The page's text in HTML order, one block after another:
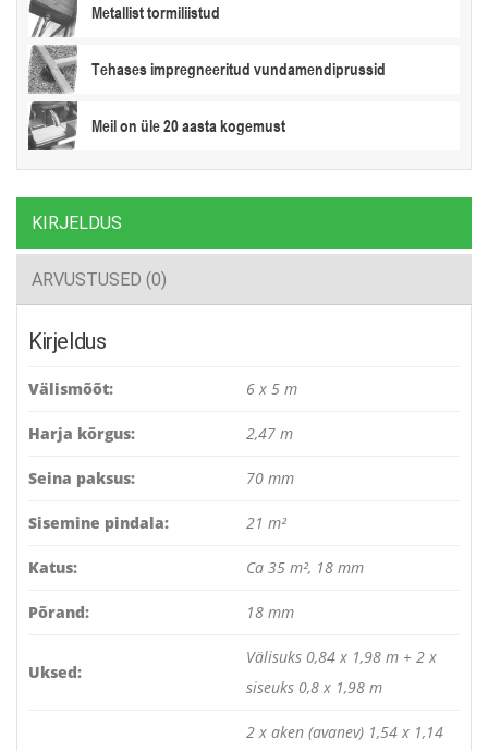
Metallist tormiliistud
Tehases impregneeritud vundamendiprussid
Meil on üle 20 aasta kogemust
KIRJELDUS
ARVUSTUSED (0)
Kirjeldus
Välismõõt: 6 x 5 m
Harja kõrgus: 2,47 m
Seina paksus: 70 mm
Sisemine pindala: 21 m²
Katus: Ca 35 m², 18 mm
Põrand: 18 mm
Uksed:
Välisuks 0,84 x 1,98 m + 2 x
siseuks 0,8 x 1,98 m
2 x aken (avanev) 1,54 x 1,14